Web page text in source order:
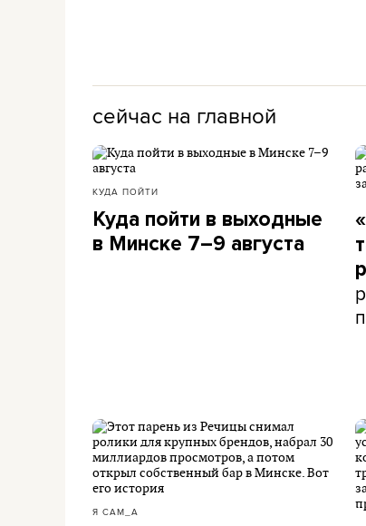
сейчас на главной
КУДА ПОЙТИ
Куда пойти в выходные
в Минске 7–9 августа
Я САМ_А